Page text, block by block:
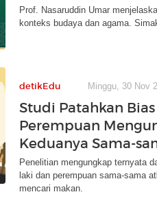
Prof. Nasaruddin Umar
konteks budaya dan agama.
detikEdu Minggu, 30 Nov
Studi Patahkan
Perempuan
Keduanya Sama-
Penelitian mengungkap ternyata
laki dan perempuan sama-sama
mencari makan.